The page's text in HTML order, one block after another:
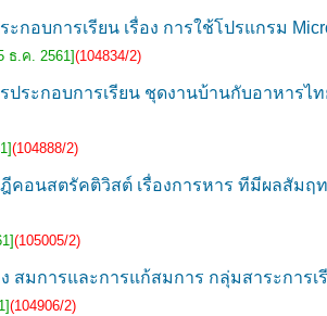
กอบการเรียน เรื่อง การใช้โปรแกรม
ธ.ค. 2561](104834/2)
ประกอบการเรียน ชุดงานบ้านกับอาหาร
(104888/2)
อนสตรัคติวิสต์ เรื่องการหาร ทีมีผลสัม
(105005/2)
สมการและการแก้สมการ กลุ่มสาระกา
(104906/2)